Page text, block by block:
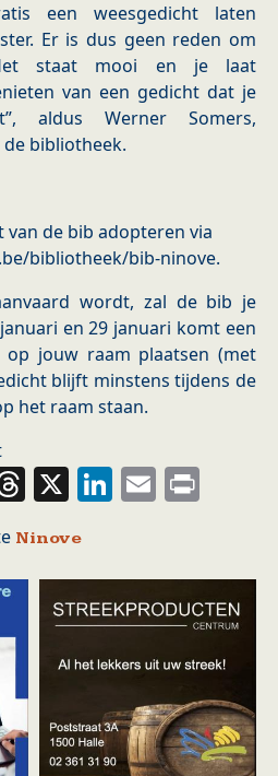
een weesgedicht laten
Er is dus geen reden om
staat mooi en je laat
van een gedicht dat je
aldus Werner Somers,
bibliotheek.
van de bib adopteren via
bibliotheek/bib-ninove.
wordt, zal de bib je
en 29 januari komt een
jouw raam plaatsen (met
blijft minstens tijdens de
het raam staan.
Threads
X LinkedIn
Email
Ninove